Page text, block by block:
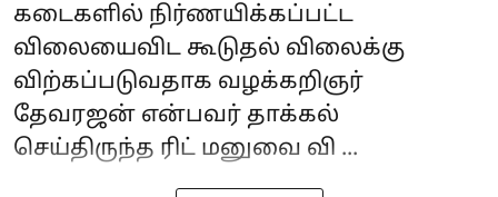
கடைகளில் நிர்ணயிக்கப்பட்ட
விலையைவிட கூடுதல் விலைக்கு
விற்கப்படுவதாக வழக்கறிஞர்
தேவரஜன் என்பவர் தாக்கல்
செய்திருந்த ரிட் மனுவை வி ...